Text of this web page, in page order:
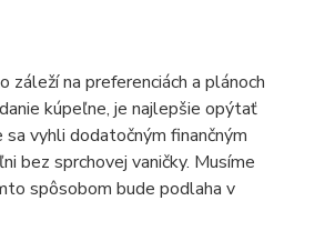
záleží na preferenciách a plánoch
kúpeľne, je najlepšie opýtať
vyhli dodatočným finančným
bez sprchovej vaničky. Musíme
spôsobom bude podlaha v